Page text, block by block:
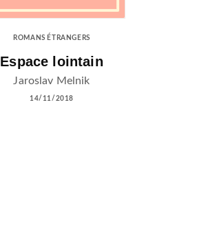
ROMANS ÉTRANGERS
Espace lointain
Jaroslav Melnik
14/11/2018